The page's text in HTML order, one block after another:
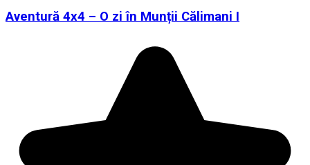
Aventură 4x4 – O zi în Munții Călimani I